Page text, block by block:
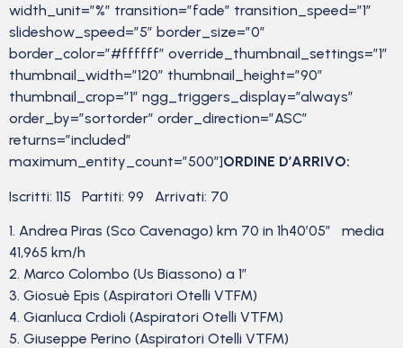
width_unit=”%” transition=”fade” transition_speed=”1″
slideshow_speed=”5″ border_size=”0″
border_color=”#ffffff” override_thumbnail_settings=”1″
thumbnail_width=”120″ thumbnail_height=”90″
thumbnail_crop=”1″ ngg_triggers_display=”always”
order_by=”sortorder” order_direction=”ASC”
returns=”included”
maximum_entity_count=”500″]ORDINE D’ARRIVO:
Iscritti: 115 Partiti: 99 Arrivati: 70
1. Andrea Piras (Sco Cavenago) km 70 in 1h40’05” media
41,965 km/h
2. Marco Colombo (Us Biassono) a 1″
3. Giosuè Epis (Aspiratori Otelli VTFM)
4. Gianluca Crdioli (Aspiratori Otelli VTFM)
5. Giuseppe Perino (Aspiratori Otelli VTFM)